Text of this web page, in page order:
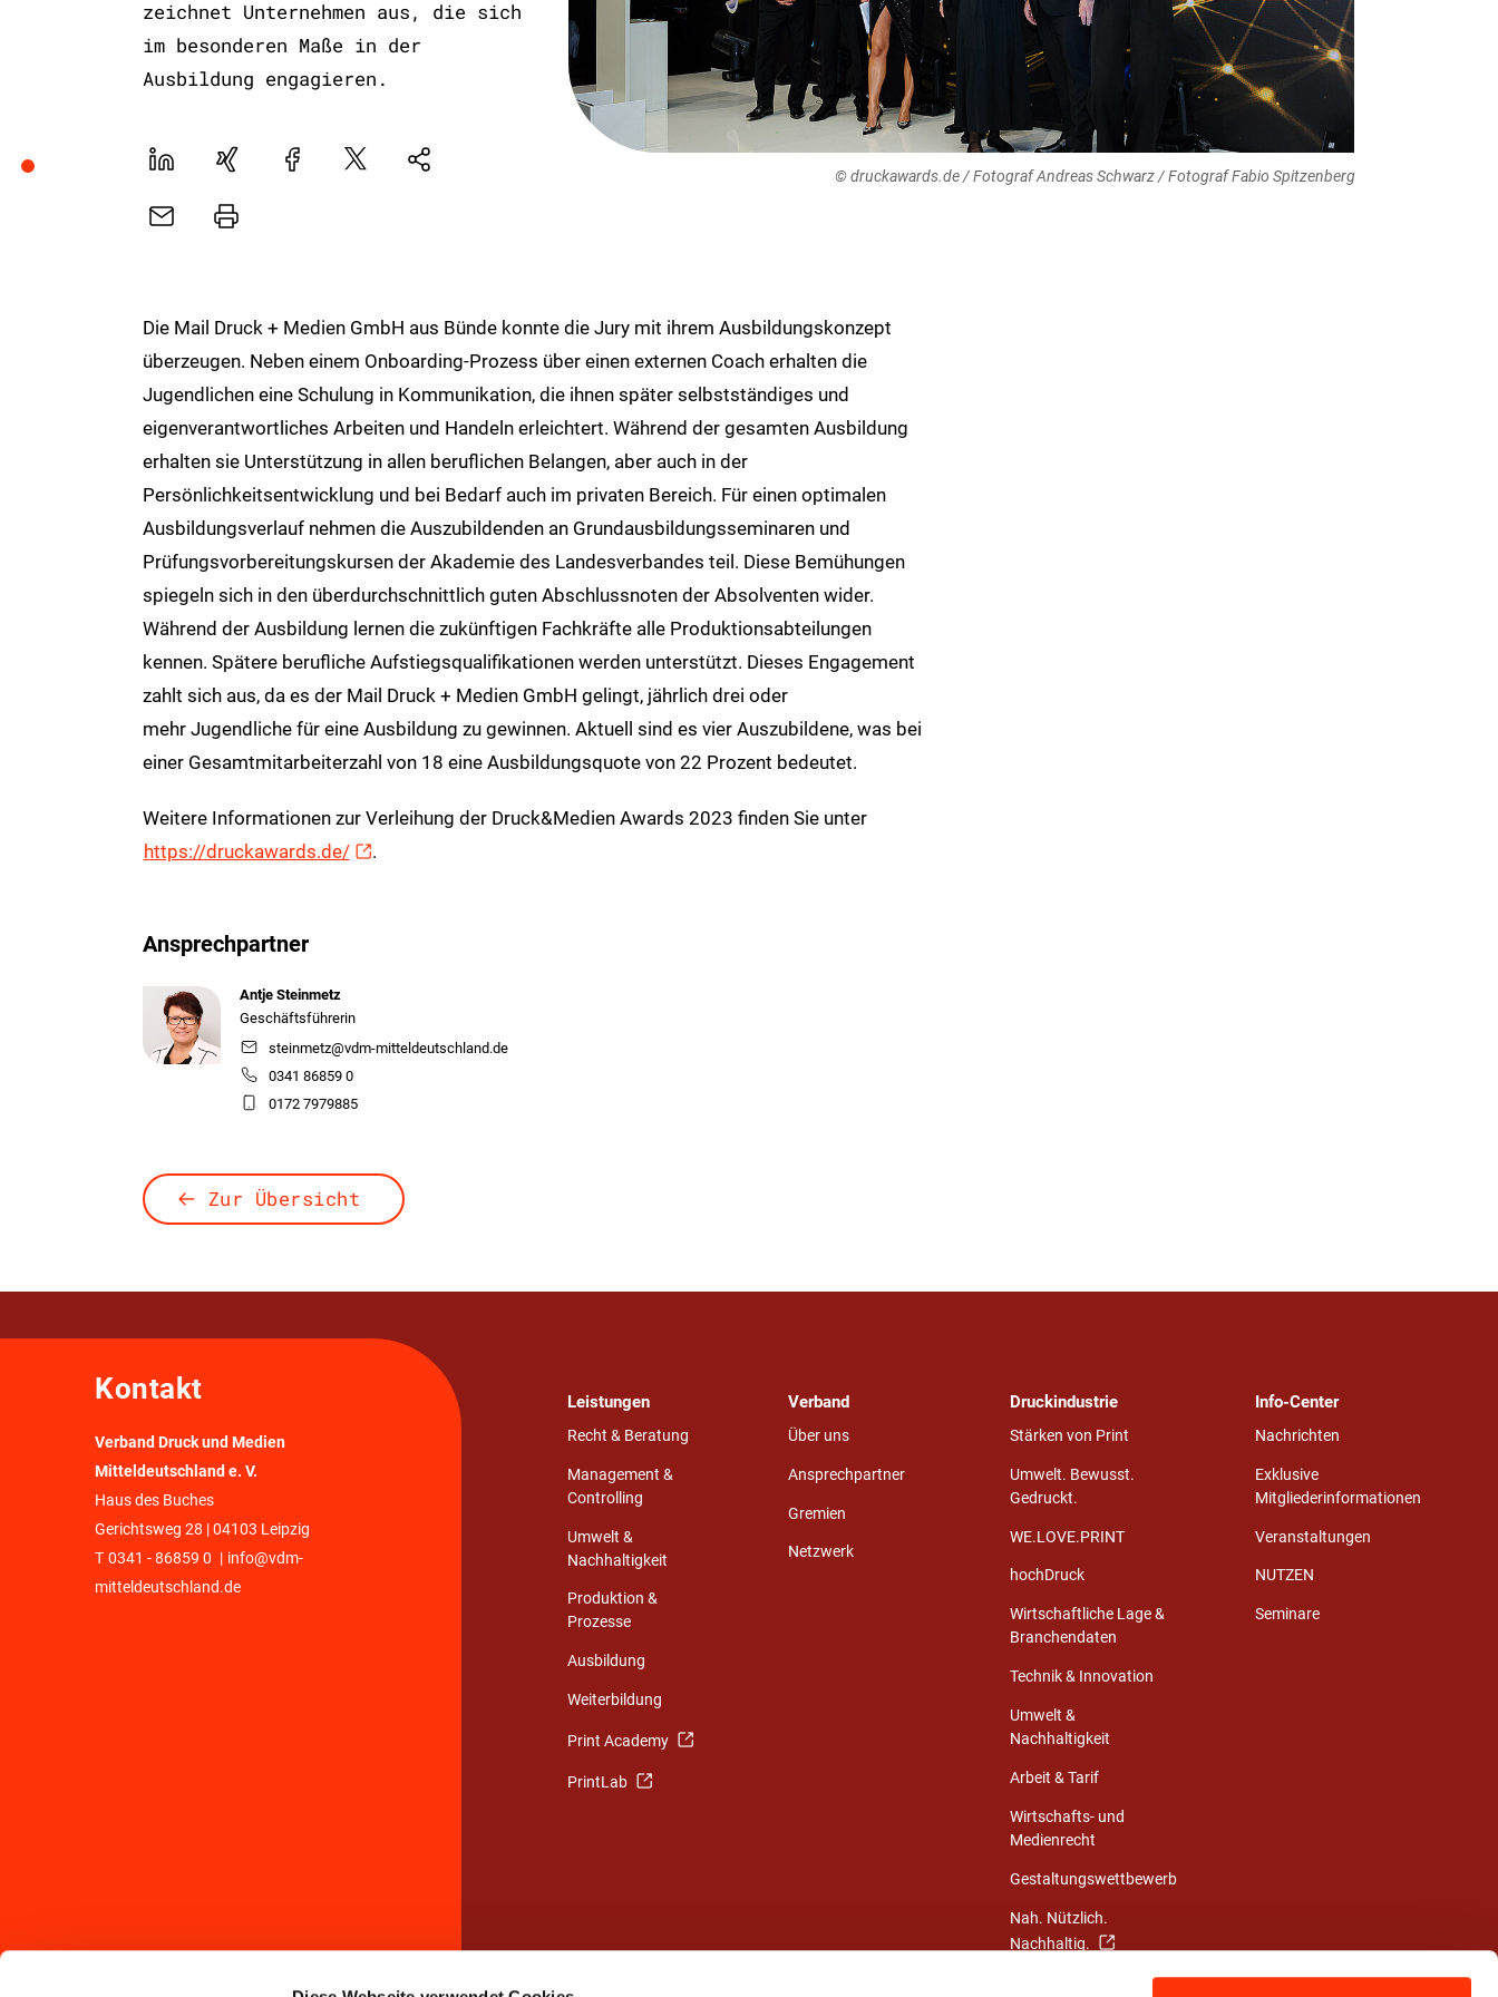
zeichnet Unternehmen aus, die sich
im besonderen Maße in der
Ausbildung engagieren.
LinekdInXing FacebookPlattformNatives
E-
Drucker
© druckawards.de / Fotograf Andreas Schwarz / Fotograf Fabio Spitzenberg
Die Mail Druck + Medien GmbH aus Bünde konnte die Jury mit ihrem Ausbildungskonzept
überzeugen. Neben einem Onboarding-Prozess über einen externen Coach erhalten die
Jugendlichen eine Schulung in Kommunikation, die ihnen später selbstständiges und
eigenverantwortliches Arbeiten und Handeln erleichtert. Während der gesamten Ausbildung
erhalten sie Unterstützung in allen beruflichen Belangen, aber auch in der
Persönlichkeitsentwicklung und bei Bedarf auch im privaten Bereich. Für einen optimalen
Ausbildungsverlauf nehmen die Auszubildenden an Grundausbildungsseminaren und
Prüfungsvorbereitungskursen der Akademie des Landesverbandes teil. Diese Bemühungen
spiegeln sich in den überdurchschnittlich guten Abschlussnoten der Absolventen wider.
Während der Ausbildung lernen die zukünftigen Fachkräfte alle Produktionsabteilungen
kennen. Spätere berufliche Aufstiegsqualifikationen werden unterstützt. Dieses Engagement
zahlt sich aus, da es der Mail Druck + Medien GmbH gelingt, jährlich drei oder
mehr Jugendliche für eine Ausbildung zu gewinnen. Aktuell sind es vier Auszubildene, was bei
einer Gesamtmitarbeiterzahl von 18 eine Ausbildungsquote von 22 Prozent bedeutet.
Weitere Informationen zur Verleihung der Druck&Medien Awards 2023 finden Sie unter
https://druckawards.de/
.
Ansprechpartner
Antje Steinmetz
Geschäftsführerin
steinmetz@vdm-mitteldeutschland.de
0341 86859 0
0172 7979885
Zur Übersicht
Kontakt
Verband Druck und Medien
Mitteldeutschland e. V.
Haus des Buches
Gerichtsweg 28 | 04103 Leipzig
T 0341 - 86859 0 | info@vdm-
mitteldeutschland.de
Leistungen
Recht & Beratung
Management &
Controlling
Umwelt &
Nachhaltigkeit
Produktion &
Prozesse
Ausbildung
Weiterbildung
Print Academy
PrintLab
Verband
Über uns
Ansprechpartner
Gremien
Netzwerk
Druckindustrie
Stärken von Print
Umwelt. Bewusst.
Gedruckt.
WE.LOVE.PRINT
hochDruck
Wirtschaftliche Lage &
Branchendaten
Technik & Innovation
Umwelt &
Nachhaltigkeit
Arbeit & Tarif
Wirtschafts- und
Medienrecht
Gestaltungswettbewerb
Nah. Nützlich.
Nachhaltig.
Info-Center
Nachrichten
Exklusive
Mitgliederinformationen
Veranstaltungen
NUTZEN
Seminare